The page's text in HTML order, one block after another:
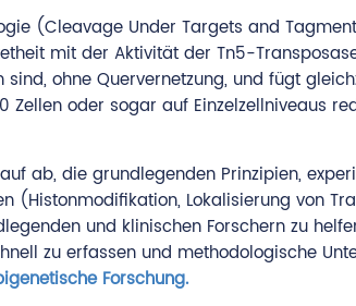
(Cleavage Under Targets and
mit der Aktivität der Tn5-
ohne Quervernetzung, und fügt
Zellen oder sogar auf Einzelzellniveaus
ab, die grundlegenden Prinzipien,
(Histonmodifikation, Lokalisierung von
und klinischen Forschern zu
zu erfassen und methodologische
Forschung.